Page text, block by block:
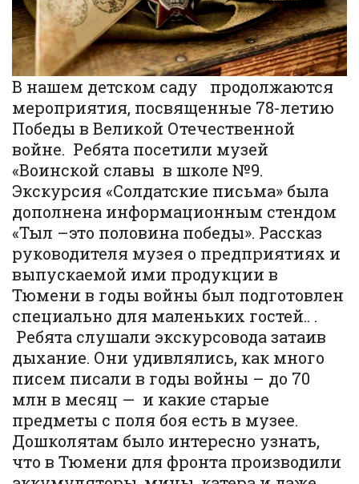
В нашем детском саду продолжаются
мероприятия, посвященные 78-летию
Победы в Великой Отечественной
войне. Ребята посетили музей
«Воинской славы в школе №9.
Экскурсия «Солдатские письма» была
дополнена информационным стендом
«Тыл –это половина победы». Рассказ
руководителя музея о предприятиях и
выпускаемой ими продукции в
Тюмени в годы войны был подготовлен
специально для маленьких гостей.. .
Ребята слушали экскурсовода затаив
дыхание. Они удивлялись, как много
писем писали в годы войны – до 70
млн в месяц — и какие старые
предметы с поля боя есть в музее.
Дошколятам было интересно узнать,
что в Тюмени для фронта производили